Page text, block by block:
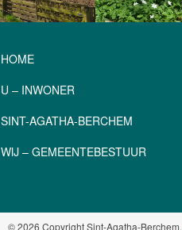
HOME
U – INWONER
SINT-AGATHA-BERCHEM
WIJ – GEMEENTEBESTUUR
© 2026 Copyright Sint-Agatha-Berchem.